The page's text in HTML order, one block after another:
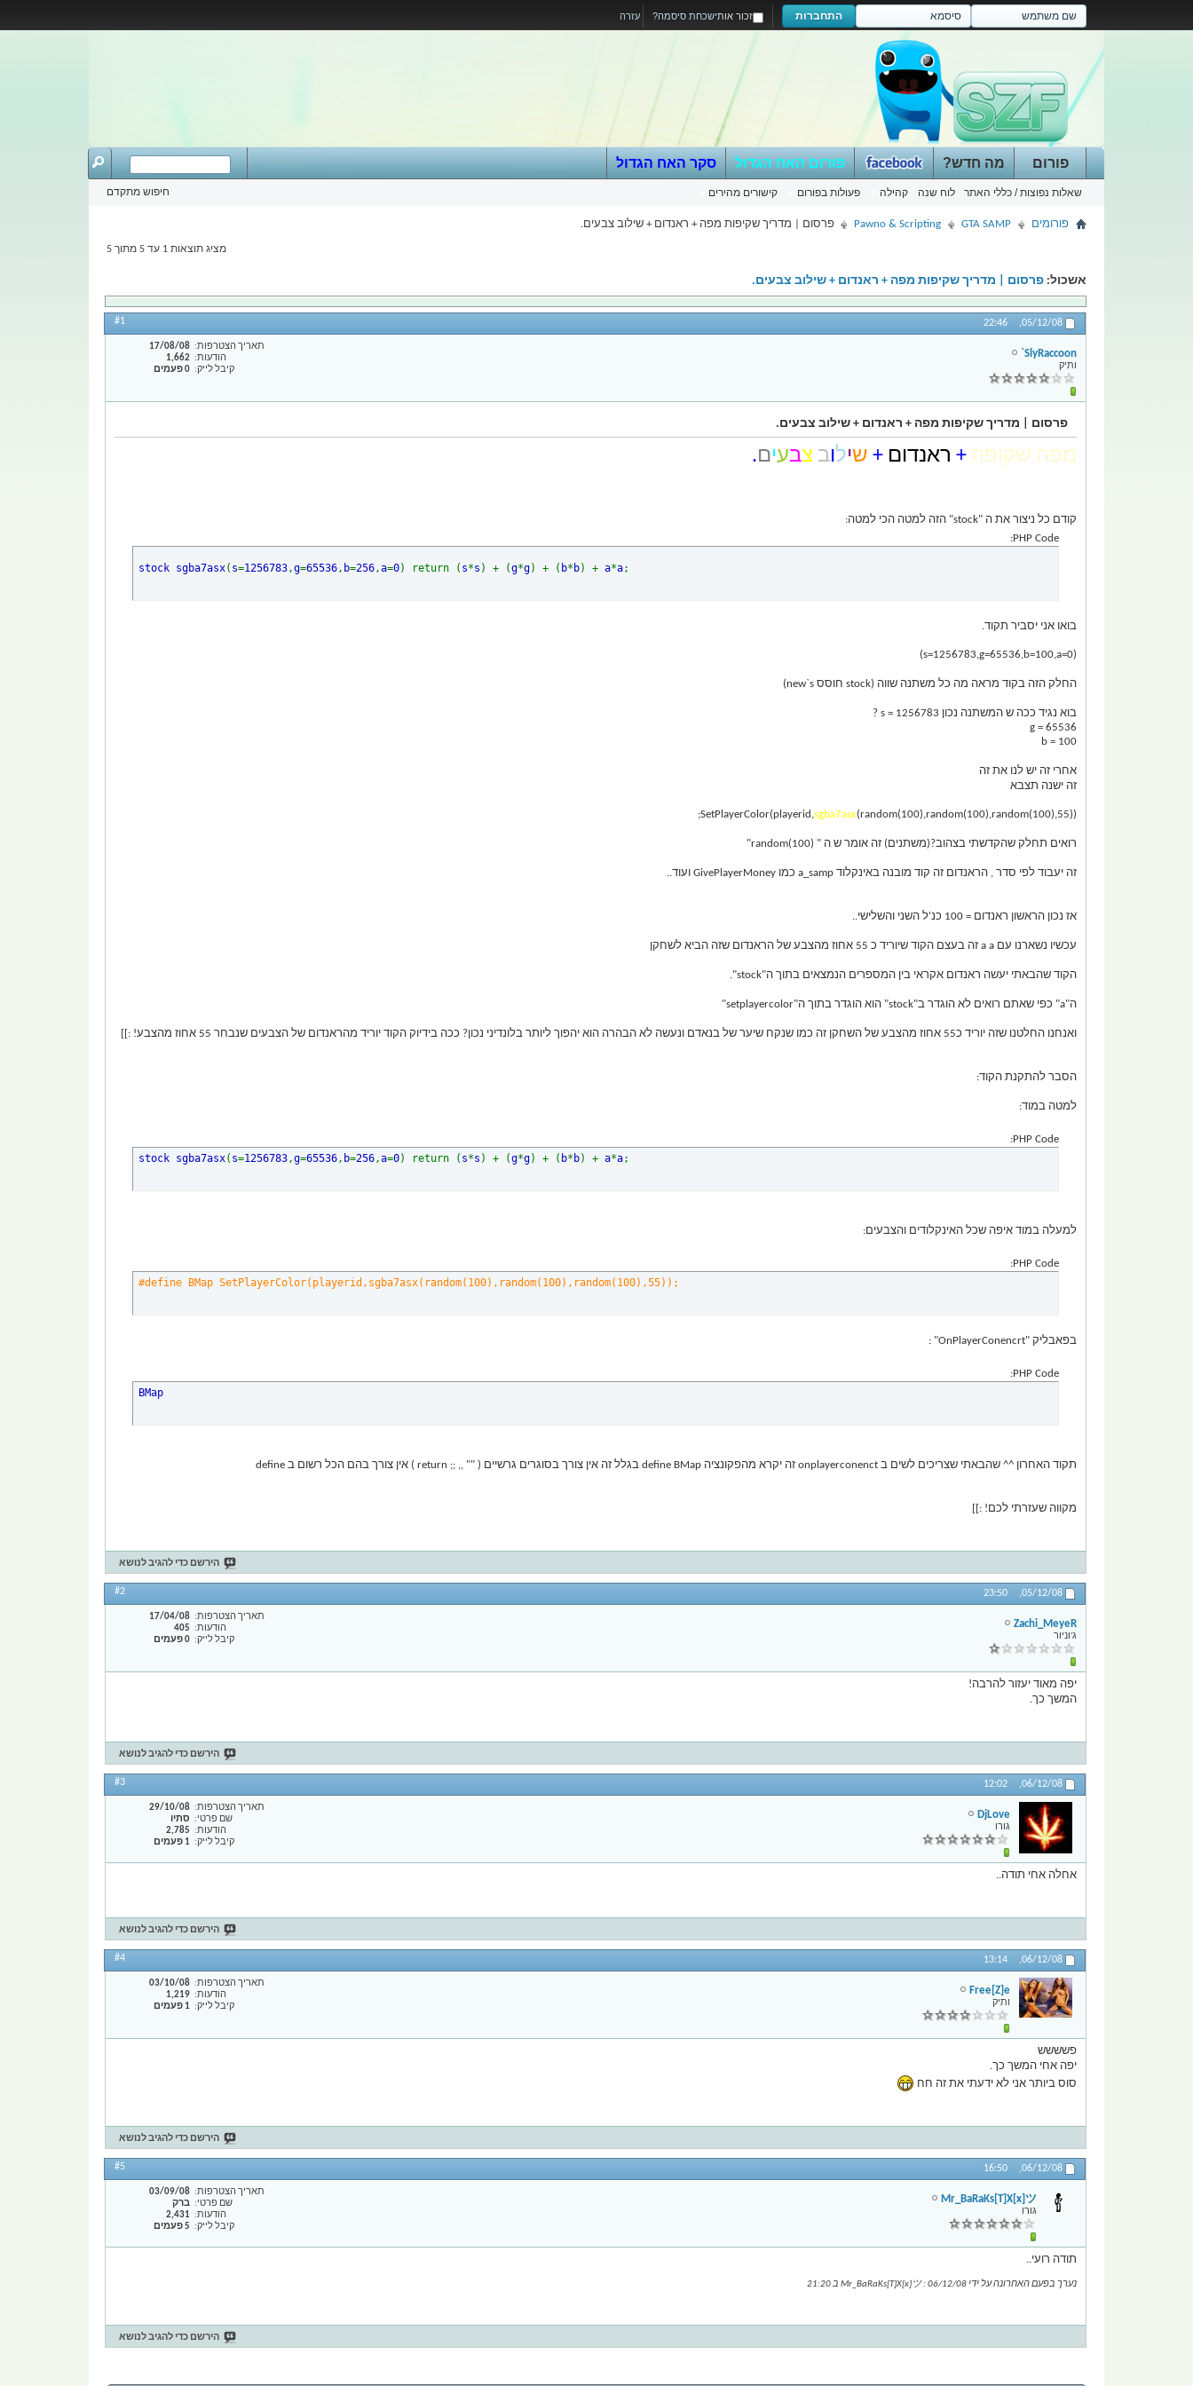
עזרה התחברות זכור אותישכחת סיסמה?
פורום
שאלות נפוצות / כללי האתר לוח שנה קהילה פעולות בפורום קישורים מהירים
מה חדש? פורום האח הגדול סקר האח הגדול
חיפוש מתקדם
פורומים GTA SAMP
Pawno & Scripting פרסום | מדריך שקיפות מפה + ראנדום + שילוב צבעים.
מציג תוצאות 1 עד 5 מתוך 5
אשכול: פרסום | מדריך שקיפות מפה + ראנדום + שילוב צבעים.
05/12/08,
22:46
#1
SlyRaccoon`
ותיק
תאריך הצטרפות
17/08/08
הודעות
1,662
קיבל לייק
0 פעמים
פרסום | מדריך שקיפות מפה + ראנדום + שילוב צבעים.
מפה שקופה + ראנדום + שילוב צבעים.
קודם כל ניצור את ה "stock" הזה למטה הכי למטה:
PHP Code:
stock sgba7asx( s=1256783,g=65536, b=256,a=0) return ( s*s ) + (g*g) + ( b* b) + a*a;
בואו אני יסביר תקוד.
(s=1256783,g=65536,b=100,a=0)
החלק הזה בקוד מראה מה כל משתנה שווה (stock חוסס new`s)
בוא נגיד ככה ש המשתנה נכון s = 1256783 ?
g = 65536
b = 100
אחרי זה יש לנו את זה
זה ישנה תצבא
SetPlayerColor(playerid,sgba7asx(random(100),random(100),random(100),55));
רואים תחלק שהקדשתי בצהוב?(משתנים) זה אומר ש ה " random(100)"
זה יעבוד לפי סדר , הראנדום זה קוד מובנה באינקלוד a_samp כמו GivePlayerMoney ועוד..
אז נכון הראשון ראנדום = 100 כנ'ל השני והשלישי..
עכשיו נשארנו עם a a זה בעצם הקוד שיוריד כ 55 אחוז מהצבע של הראנדום שזה הביא לשחקן
הקוד שהבאתי יעשה ראנדום אקראי בין המספרים הנמצאים בתוך ה"stock".
ה"a" כפי שאתם רואים לא הוגדר ב"stock" הוא הוגדר בתוך ה"setplayercolor"
ואנחנו החלטנו שזה יוריד כ55 אחוז מהצבע של השחקן זה כמו שנקח שיער של בנאדם ונעשה לא הבהרה הוא יהפוך ליותר בלונדיני נכון? ככה בידיוק הקוד יוריד מהראנדום של הצבעים שנבחר 55 אחוז מהצבע! :]]
הסבר להתקנת הקוד:
למטה במוד:
PHP Code:
stock sgba7asx( s=1256783,g=65536, b=256,a=0) return ( s*s ) + (g*g) + ( b* b) + a*a;
למעלה במוד איפה שכל האינקלודים והצבעים:
PHP Code:
#define BMap SetPlayerColor(playerid,sgba7asx(random(100),random(100),random(100),55));
בפאבליק "OnPlayerConencrt" :
PHP Code:
BMap
תקוד האחרון ^^ שהבאתי שצריכים לשים ב onplayerconenct זה יקרא מהפקונציה define BMap בגלל זה אין צורך בסוגרים גרשיים ( "" ,, ;; return ) אין צורך בהם הכל רשום ב define
מקווה שעזרתי לכם! :]]
הירשם כדי להגיב לנושא
05/12/08,
23:50
#2
Zachi_MeyeR
ג'וניור
תאריך הצטרפות
17/04/08
הודעות
405
קיבל לייק
0 פעמים
יפה מאוד יעזור להרבה!
המשך כך.
הירשם כדי להגיב לנושא
06/12/08,
12:02
#3
DjLove
גורו
תאריך הצטרפות
29/10/08
שם פרטי
סתיו
הודעות
2,785
קיבל לייק
1 פעמים
אחלה אחי תודה..
הירשם כדי להגיב לנושא
06/12/08,
13:14
#4
Free[Z]e
ותיק
תאריך הצטרפות
03/10/08
הודעות
1,219
קיבל לייק
1 פעמים
פשששש
יפה אחי המשך כך.
סוס ביותר אני לא ידעתי את זה חח
הירשם כדי להגיב לנושא
06/12/08,
16:50
#5
Mr_BaRaKs[T]X[x]ツ
גורו
תאריך הצטרפות
03/09/08
שם פרטי
ברק
הודעות
2,431
קיבל לייק
5 פעמים
תודה רועי..
נערך בפעם האחרונה על ידי Mr_BaRaKs[T]X[x]ツ : 06/12/08 ב 21:20
הירשם כדי להגיב לנושא